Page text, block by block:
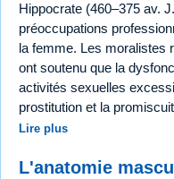
Hippocrate (460–375 av.
préoccupations
la femme. Les moralistes
ont soutenu que la
activités sexuelles
prostitution et la
Lire plus
L'anatomie